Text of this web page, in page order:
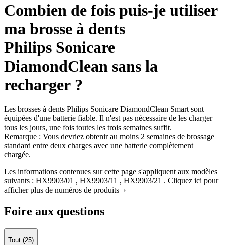
Combien de fois puis-je utiliser
ma brosse à dents
Philips Sonicare
DiamondClean sans la
recharger ?
Les brosses à dents Philips Sonicare DiamondClean Smart sont
équipées d'une batterie fiable. Il n'est pas nécessaire de les charger
tous les jours, une fois toutes les trois semaines suffit.
Remarque : Vous devriez obtenir au moins 2 semaines de brossage
standard entre deux charges avec une batterie complètement
chargée.
Les informations contenues sur cette page s'appliquent aux modèles
suivants : HX9903/01 , HX9903/11 , HX9903/21 . Cliquez ici pour
afficher plus de numéros de produits ›
Foire aux questions
Tout (25)